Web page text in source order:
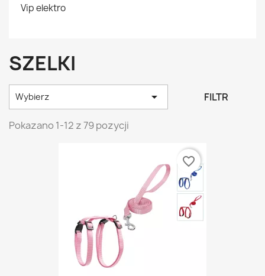
Vip elektro
SZELKI
Wybierz  FILTR
Pokazano 1-12 z 79 pozycji
favorite_border